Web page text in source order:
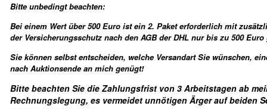
Bitte unbedingt beachten:
Bei einem Wert über 500 Euro ist ein 2. Paket erforderlich mit
der Versicherungsschutz nach den AGB der DHL nur bis zu 500
Sie können selbst entscheiden, welche Versandart Sie wünschen,
nach Auktionsende an mich genügt!
Bitte beachten Sie die Zahlungsfrist von 3 Arbeitstagen ab
Rechnungslegung, es vermeidet unnötigen Ärger auf beiden